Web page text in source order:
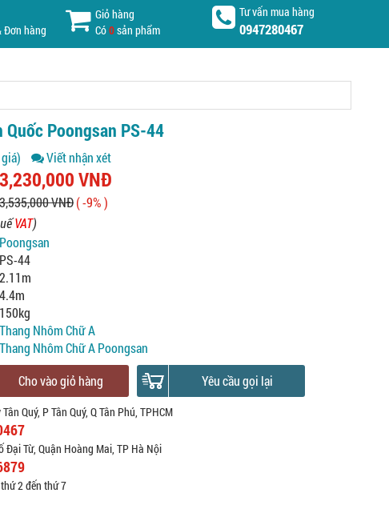
Đơn hàng
Giỏ hàng
Có0sản phẩm
Tư vấn mua hàng
0947280467
Quốc Poongsan PS-44
Viết nhận xét
3,230,000 VNĐ
3,535,000 VNĐ( -9% )
VAT)
Poongsan
PS-44
2.11m
4.4m
150kg
Thang Nhôm Chữ A
Thang Nhôm Chữ A Poongsan
Cho vào giỏ hàng Yêu cầu gọi lại
Quý, P Tân Quý, Q Tân Phú, TPHCM
Đại Từ, Quận Hoàng Mai, TP Hà Nội
2 đến thứ 7